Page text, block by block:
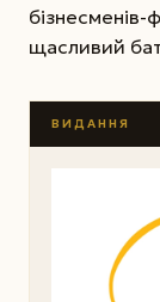
бізнесменів-­
щасливий
ВИДАННЯ